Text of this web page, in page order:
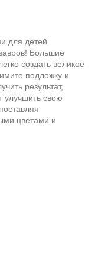
для детей.
Большие
создать великое
подложку и
результат,
улучшить свою
цветами и